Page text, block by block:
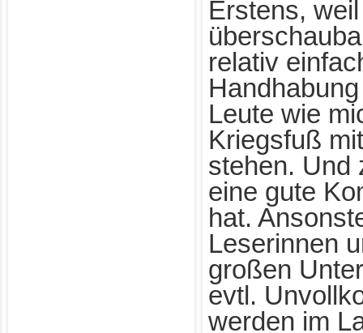
Erstens,
relativ
Leute wie
Kriegsfuß
stehen. Und
eine gute
hat.
Leserinnen
großen
evtl.
werden im